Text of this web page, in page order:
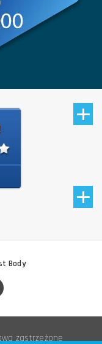
Body
zastrzeżone